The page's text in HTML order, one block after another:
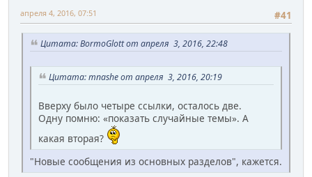
#41
апреля 4, 2016, 07:51
Цитата: BormoGlott от апреля 3, 2016, 22:48
Цитата: mnashe от апреля 3, 2016, 20:19
Вверху было четыре ссылки, осталось две.
Одну помню: «показать случайные темы». А
какая вторая?
"Новые сообщения из основных разделов", кажется.